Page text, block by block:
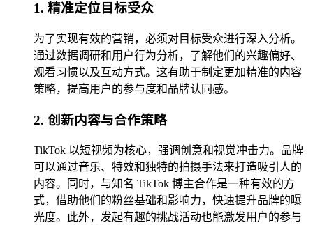
1. 精准定位目标受众
为了实现有效的营销，必须对目标受众进行深入分析。
通过数据调研和用户行为分析，了解他们的兴趣偏好、
观看习惯以及互动方式。这有助于制定更加精准的内容
策略，提高用户的参与度和品牌认同感。
2. 创新内容与合作策略
TikTok 以短视频为核心，强调创意和视觉冲击力。品牌
可以通过音乐、特效和独特的拍摄手法来打造吸引人的
内容。同时，与知名 TikTok 博主合作是一种有效的方
式，借助他们的粉丝基础和影响力，快速提升品牌的曝
光度。此外，发起有趣的挑战活动也能激发用户的参与